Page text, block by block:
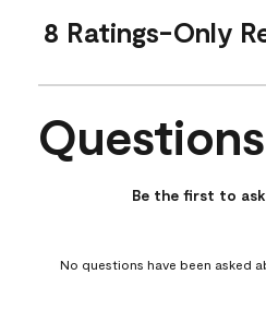
8 Ratings-Only
No questions have been
Questions
Be the first to
No questions have been asked